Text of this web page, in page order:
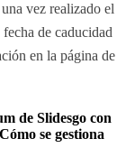
vez realizado el
de caducidad
en la página de
de Slidesgo con
se gestiona